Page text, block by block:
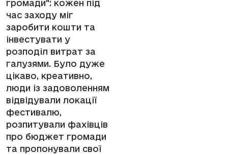
громади": кожен під
час заходу міг
заробити кошти та
інвестувати у
розподіл витрат за
галузями. Було дуже
цікаво, креативно,
люди із задоволенням
відвідували локації
фестивалю,
розпитували фахівців
про бюджет громади
та пропонували свої